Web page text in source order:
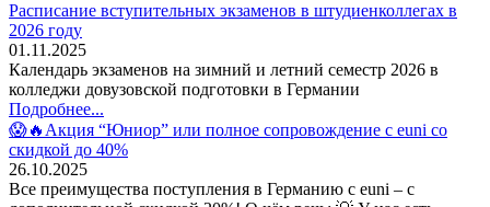
Расписание вступительных экзаменов в штудиенколлегах в
2026 году
01.11.2025
Календарь экзаменов на зимний и летний семестр 2026 в
колледжи довузовской подготовки в Германии
Подробнее...
😱🔥Акция “Юниор” или полное сопровождение с euni со
скидкой до 40%
26.10.2025
Все преимущества поступления в Германию с euni – с